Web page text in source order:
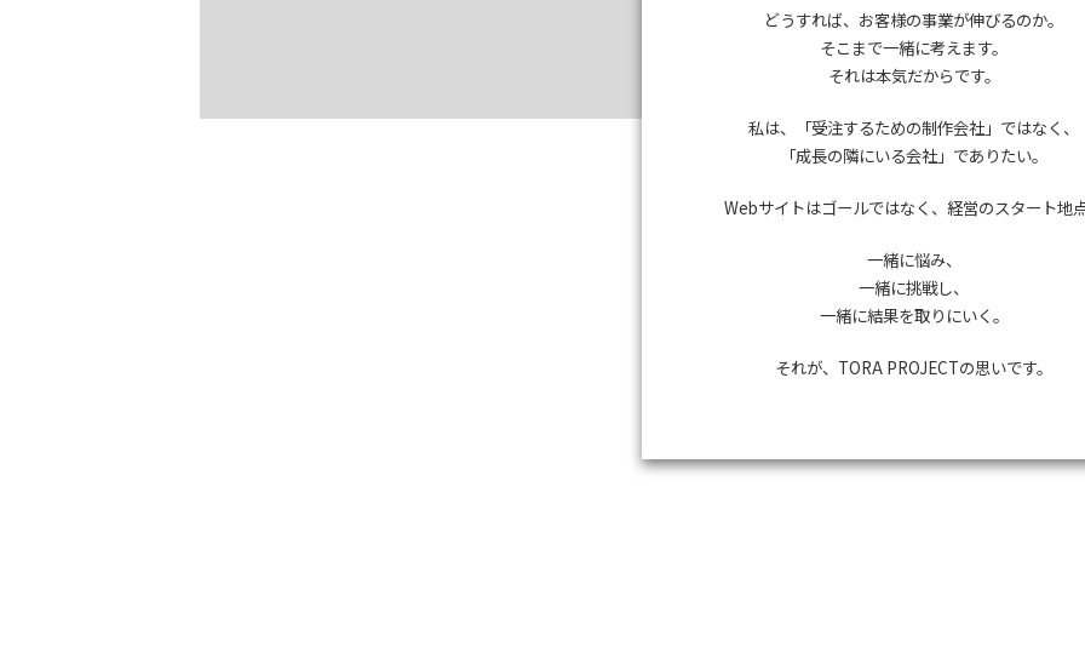
どうすれば、お客様の事業が伸びるのか。
そこまで一緒に考えます。
それは本気だからです。
私は、「受注するための制作会社」ではなく、
「成長の隣にいる会社」でありたい。
Webサイトはゴールではなく、経営のスタート地点
一緒に悩み、
一緒に挑戦し、
一緒に結果を取りにいく。
それが、TORA PROJECTの思いです。